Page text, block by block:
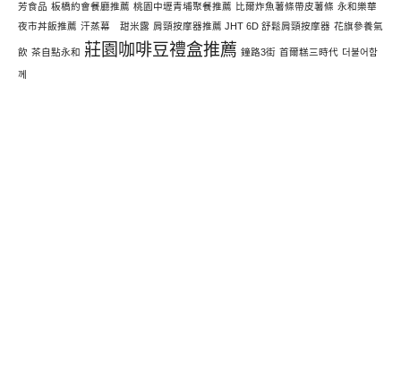
芳食品 板橋約會餐廳推薦 桃園中壢青埔聚餐推薦 比爾炸魚薯條帶皮薯條 永和樂華
夜市丼飯推薦 汗蒸幕 甜米露 肩頸按摩器推薦 JHT 6D 舒鬆肩頸按摩器 花旗參養氣
飲 茶自點永和 莊園咖啡豆禮盒推薦 鐘路3街 首爾糕三時代 더불어함
께